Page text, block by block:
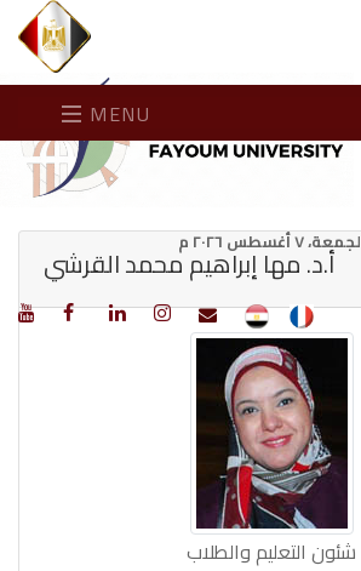
٧ أغسطس ٢٠٢٦ م
MENU
أ.د. مها إبراهيم محمد القرشي
شئون التعليم والطلاب